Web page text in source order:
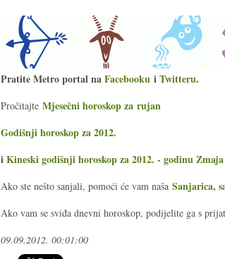
Pratite Metro portal naFacebooku iTwitteru.
Pročitajte Mjesečni horoskop za rujan
Godišnji horoskop za 2012.
iKineski godišnji horoskop za 2012. - godinu Zmaja
Ako ste nešto sanjali, pomoći će vam naša Sanjarica,
Ako vam se sviđa dnevni horoskop, podijelite ga s
09.09.2012. 00:01:00